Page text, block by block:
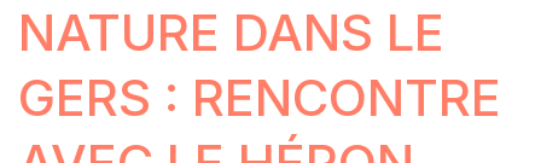
NATURE DANS LE
GERS : RENCONTRE